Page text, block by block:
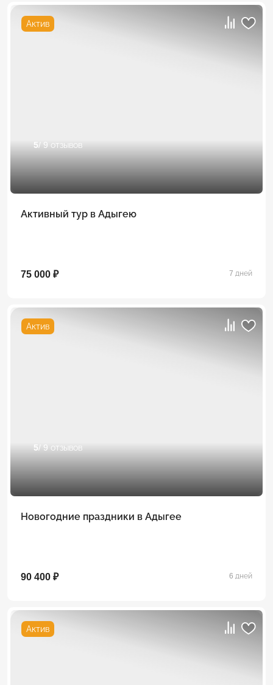
Актив
5/ 9 отзывов
Активный тур в Адыгею
75 000 ₽ 7 дней
Актив
5/ 9 отзывов
Новогодние праздники в Адыгее
90 400 ₽ 6 дней
Актив